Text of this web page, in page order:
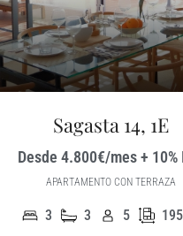
Sagasta 14, 1E
Desde 4.800€/mes + 10%
APARTAMENTO CON TERRAZA
3 3 5 195